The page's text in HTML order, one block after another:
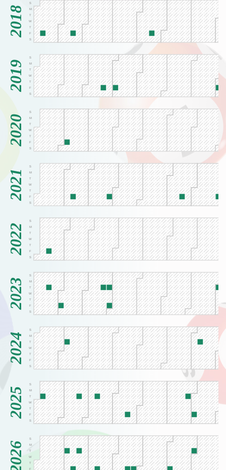
2018
S
M
T
W
T
F
S
2019
S
M
T
W
T
F
S
2020
S
M
T
W
T
F
S
2021
S
M
T
W
T
F
S
2022
S
M
T
W
T
F
S
2023
S
M
T
W
T
F
S
2024
S
M
T
W
T
F
S
2025
S
M
T
W
T
F
S
2026
S
M
T
W
T
F